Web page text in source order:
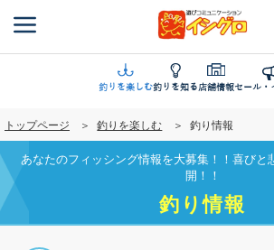
ン
に
移
動
釣りを楽しむ釣りを知る店舗情報セール・
トップページ 釣りを楽しむ 釣り情報
あなたのフィッシング情報を大募集！！喜びと
開！！
釣り情報